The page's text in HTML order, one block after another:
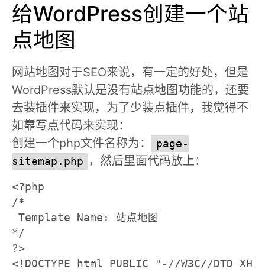
给WordPress创建一个站
点地图
网站地图对于SEO来说，有一定的好处，但是
WordPress默认是没有站点地图功能的，还要
去装插件来实现，为了少装点插件，我觉得不
如靠写点代码来实现：
创建一个php文件名称为：
page-
sitemap.php ，然后里面代码放上：
<?php
/*
Template Name: 站点地图
*/
?>
<!DOCTYPE html PUBLIC "-//W3C//